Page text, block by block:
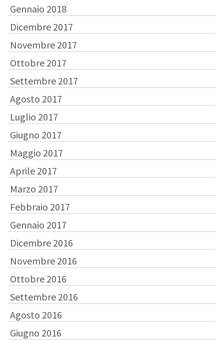
Gennaio 2018
Dicembre 2017
Novembre 2017
Ottobre 2017
Settembre 2017
Agosto 2017
Luglio 2017
Giugno 2017
Maggio 2017
Aprile 2017
Marzo 2017
Febbraio 2017
Gennaio 2017
Dicembre 2016
Novembre 2016
Ottobre 2016
Settembre 2016
Agosto 2016
Giugno 2016